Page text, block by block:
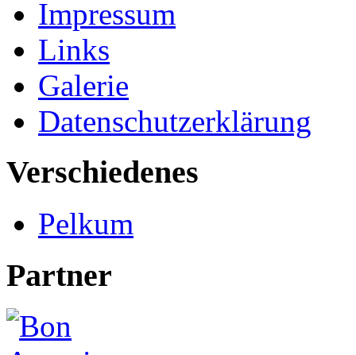
Impressum
Links
Galerie
Datenschutzerklärung
Verschiedenes
Pelkum
Partner